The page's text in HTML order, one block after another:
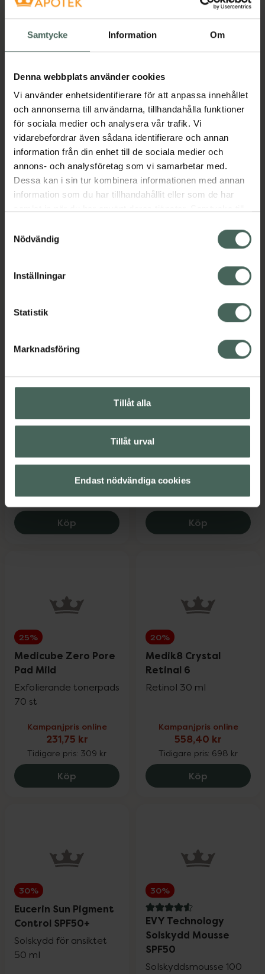
Samtycke Information Om
Denna webbplats använder cookies
Vi använder enhetsidentifierare för att anpassa innehållet
och annonserna till användarna, tillhandahålla funktioner
för sociala medier och analysera vår trafik. Vi
vidarebefordrar även sådana identifierare och annan
information från din enhet till de sociala medier och
annons- och analysföretag som vi samarbetar med.
Dessa kan i sin tur kombinera informationen med annan
information som du har tillhandahållit eller som de har
återkalla ditt samtycke via webbplatsens
cookieinställningar. Ett återkallat samtycke påverkar inte
lagligheten av behandling som skett innan återkallelsen.
Nödvändig
Inställningar
Statistik
Marknadsföring
Tillåt alla
Tillåt urval
Endast nödvändiga cookies
Nyttoteket Clean Collagen, 159.75 kr.
Nyttoteket
25%
4.5 av 5 i omdöme
Eucerin Anti-Pigment
Night Care
Nattkräm 50 ml
224,25 kr
Köp Eucerin Anti-Pigment Night Care,
25%
4.7 av 5 i omdöme
Pharbio Forte
Omega 3
Kapslar 120 st
Kosttillskott
155,25 kr
207 kr
Pharbio
25%
Eucerin Anti-Pigment
231,75 kr
Tidigare pris:309 kr
Köp Eucerin Anti-Pigment Day Care SPF30,
20%
Hylo Dual Intense
Ögondroppar 10 ml
212 kr
Tidigare pris:265 kr
Köp Hylo Dual
25%
Medicube Zero Pore
Pad Mild
Exfolierande tonerpads
70 st
Kampanjpris online
231,75 kr
Tidigare pris: 309 kr
Köp Medicube Zero Pore Pad Mild, 231.75
20%
Medik8 Crystal
Retinal 6
Retinol 30 ml
Kampanjpris online
558,40 kr
Tidigare pris: 698 kr
Köp Medik8
30%
Eucerin Sun Pigment
Control SPF50+
Solskydd för ansiktet
50 ml
30%
4.6 av 5 i omdöme
EVY Technology
Solskydd Mousse
SPF50
Solskyddsmousse 100